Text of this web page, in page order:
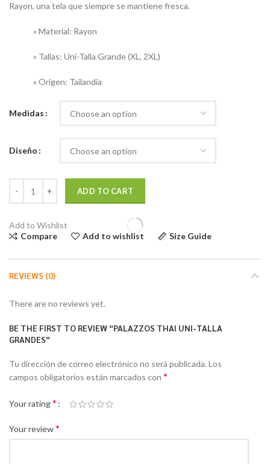
Rayon, una tela que siempre se mantiene fresca.
» Material: Rayon
» Tallas: Uni-Talla Grande (XL, 2XL)
» Origen: Tailandia
Medidas
Diseño
ADD TO CART
Add to Wishlist
Compare
Add to wishlist Size Guide
REVIEWS (0)
There are no reviews yet.
BE THE FIRST TO REVIEW “PALAZZOS THAI UNI-TALLA
GRANDES”
Tu dirección de correo electrónico no será publicada. Los
campos obligatorios están marcados con *
Your rating*
Your review*